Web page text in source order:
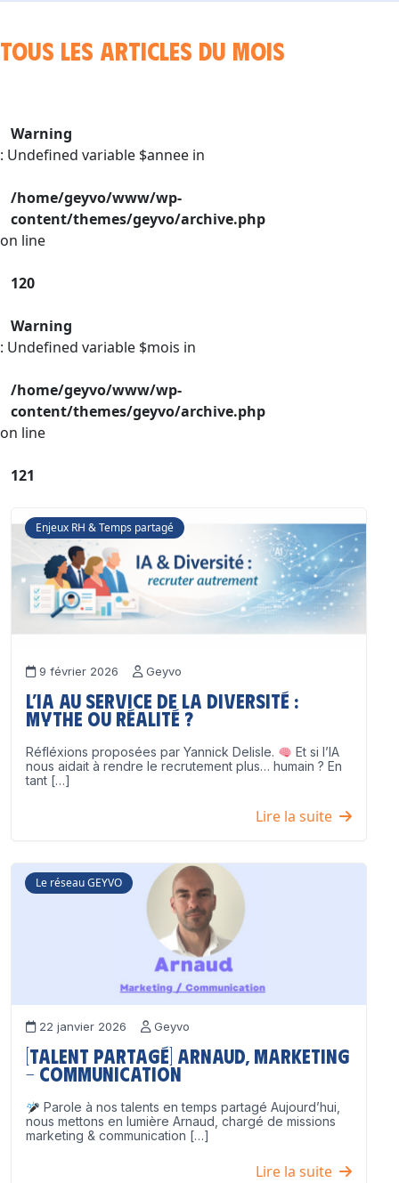
Tous les articles du mois
Warning
: Undefined variable $annee in
/home/geyvo/www/wp-
content/themes/geyvo/archive.php
on line
120
Warning
: Undefined variable $mois in
/home/geyvo/www/wp-
content/themes/geyvo/archive.php
on line
121
Enjeux RH & Temps partagé
9 février 2026 Geyvo
L’IA au service de la diversité :
mythe ou réalité ?
Réfléxions proposées par Yannick Delisle.
Et si l’IA
nous aidait à rendre le recrutement plus… humain ? En
tant […]
Lire la suite
Le réseau GEYVO
22 janvier 2026 Geyvo
[Talent partagé] Arnaud, Marketing
– Communication
Parole à nos talents en temps partagé Aujourd’hui,
nous mettons en lumière Arnaud, chargé de missions
marketing & communication […]
Lire la suite